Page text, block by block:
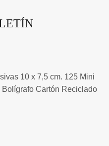
10 x 7,5 cm. 125 Mini
Bolígrafo Cartón Reciclado